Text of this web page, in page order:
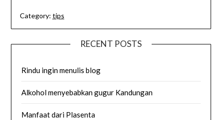
Category: tips
RECENT POSTS
Rindu ingin menulis blog
Alkohol menyebabkan gugur Kandungan
Manfaat dari Plasenta